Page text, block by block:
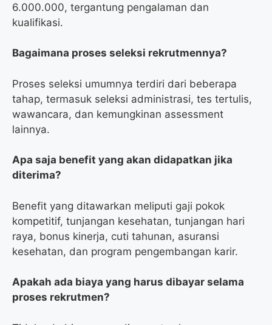
6.000.000, tergantung pengalaman dan
kualifikasi.
Bagaimana proses seleksi rekrutmennya?
Proses seleksi umumnya terdiri dari beberapa
tahap, termasuk seleksi administrasi, tes tertulis,
wawancara, dan kemungkinan assessment
lainnya.
Apa saja benefit yang akan didapatkan jika
diterima?
Benefit yang ditawarkan meliputi gaji pokok
kompetitif, tunjangan kesehatan, tunjangan hari
raya, bonus kinerja, cuti tahunan, asuransi
kesehatan, dan program pengembangan karir.
Apakah ada biaya yang harus dibayar selama
proses rekrutmen?